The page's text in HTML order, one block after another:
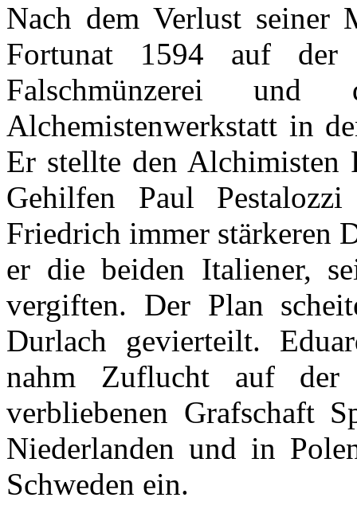
Nach dem Verlustseiner
Fortunat 1594 auf
der
Falschmünzerei und
Alchemistenwerkstatt in
Er stellte den Alchimisten
Gehilfen Paul Pestalozzi
Friedrich immer stärkeren
er die beiden Italiener,
vergiften. DerPlan
Durlach
gevierteilt.
nahm
Zuflucht auf der
verbliebenen Grafschaft
Niederlanden und in
Schweden ein.